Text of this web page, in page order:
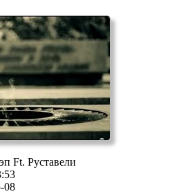
Ft. Руставели
08